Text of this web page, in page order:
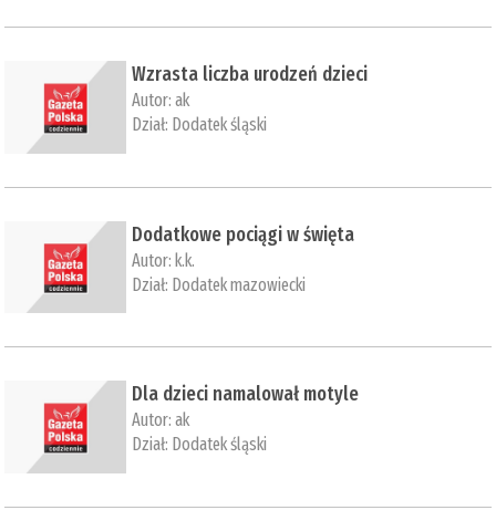
​Wzrasta liczba urodzeń dzieci
Autor:ak
Dział: Dodatek śląski
​Dodatkowe pociągi w święta
Autor: k.k.
Dział: Dodatek mazowiecki
​Dla dzieci namalował motyle
Autor:ak
Dział: Dodatek śląski